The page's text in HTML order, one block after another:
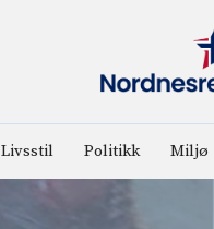
Livsstil Politikk Miljø